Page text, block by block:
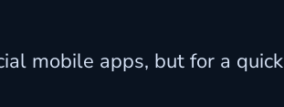
mobile apps, but for a quick